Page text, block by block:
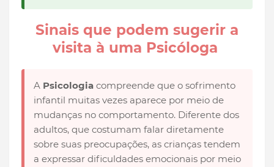
Sinais que podem sugerir a
visita à uma Psicóloga
A Psicologia compreende que o sofrimento
infantil muitas vezes aparece por meio de
mudanças no comportamento. Diferente dos
adultos, que costumam falar diretamente
sobre suas preocupações, as crianças tendem
a expressar dificuldades emocionais por meio